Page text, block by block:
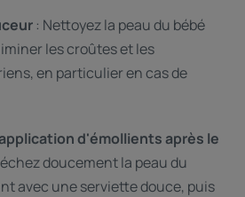
: Nettoyez la peau du bébé
les croûtes et les
en particulier en cas de
d'émollients après le
doucement la peau du
avec une serviette douce, puis